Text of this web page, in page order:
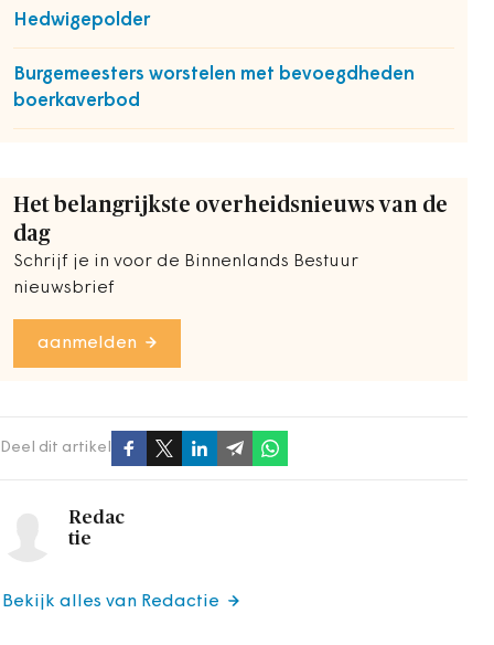
Hedwigepolder
Burgemeesters worstelen met bevoegdheden
boerkaverbod
Het belangrijkste overheidsnieuws van de
dag
Schrijf je in voor de Binnenlands Bestuur
nieuwsbrief
aanmelden
Deel dit artikel
Redac
tie
Bekijk alles van Redactie